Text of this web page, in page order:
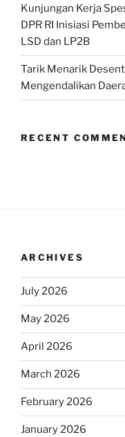
Kunjungan Kerja
DPR RI Inisiasi
LSD dan LP2B
Tarik Menarik
Mengendalikan
RECENT
ARCHIVES
July 2026
May 2026
April 2026
March 2026
February 2026
January 2026